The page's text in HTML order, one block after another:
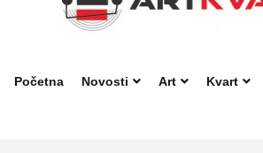
Početna
Novosti Art Kvart